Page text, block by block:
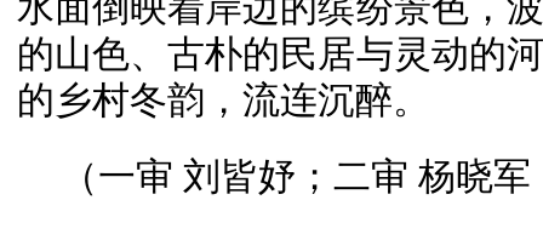
的山色、古朴的民居与灵动的
的乡村冬韵，流连沉醉。
（一审 刘皆妤；二审 杨晓